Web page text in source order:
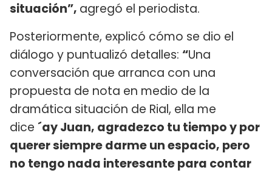
situación”, agregó el periodista.
Posteriormente, explicó cómo se dio el
diálogo y puntualizó detalles: “Una
conversación que arranca con una
propuesta de nota en medio de la
dramática situación de Rial, ella me
dice ´ay Juan, agradezco tu tiempo y por
querer siempre darme un espacio, pero
no tengo nada interesante para contar